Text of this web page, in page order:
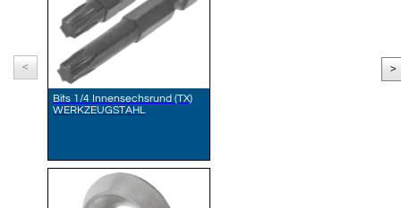
<
Bits 1/4 Innensechsrund (TX)
WERKZEUGSTAHL
>